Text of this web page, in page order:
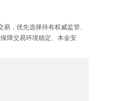
，优先选择持有权威监管、
障交易环境稳定、本金安